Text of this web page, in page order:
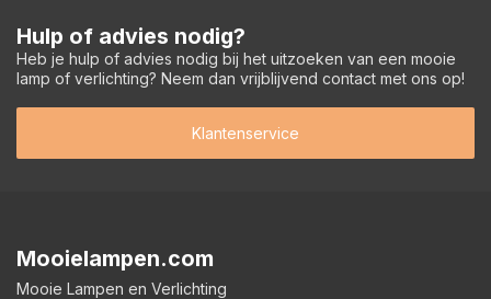
Hulp of advies nodig?
Heb je hulp of advies nodig bij het uitzoeken van een mooie
lamp of verlichting? Neem dan vrijblijvend contact met ons op!
Klantenservice
Mooielampen.com
Mooie Lampen en Verlichting